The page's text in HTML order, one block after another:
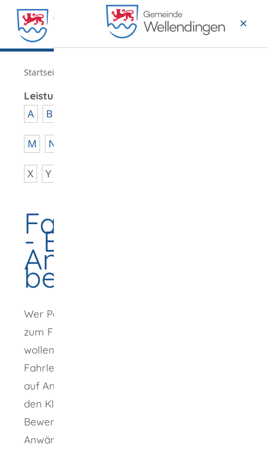
Startseite
Leistungen von A - Z
A B
M N
X Y
Fahrlehrerlaubnis
- Erteilung der
Anwärterbefugnis
beantragen
Wer Personen ausbildet, die eine Erlaubnis
zum Führen von Kraftfahrzeugen erwerben
wollen (Fahrschüler), bedarf der
Fahrlehrerlaubnis. Die Fahrlehrerlaubnis wird
auf Antrag in der Klasse BE und zusätzlich in
den Klassen A, CE und DE erteilt. Der
Bewerber erhält zunächst eine
Anwärterbefugnis.